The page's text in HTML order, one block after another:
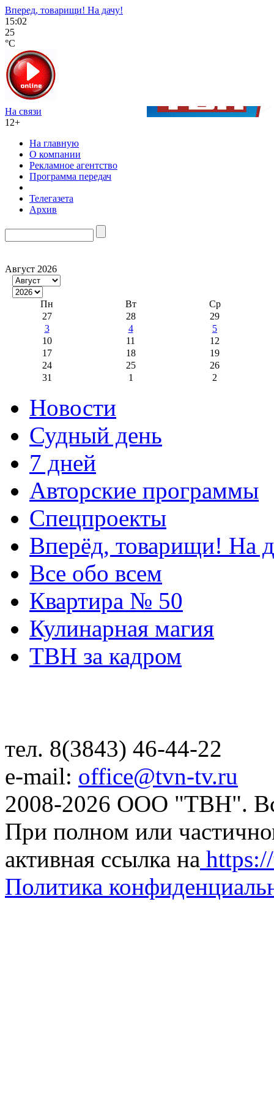
Вперед, товарищи! На дачу!
15:02
25
°C
На связи
12+
На главную
О компании
Рекламное агентство
Программа передач
Телегазета
Архив
Август 2026
Пн Вт
Ср
27
28
29
3
4
5
10
11
12
17
18
19
24
25
26
31
1 2
Новости
Судный день
7 дней
Авторские программы
Спецпроекты
Вперёд, товарищи! На
Все обо всем
Квартира № 50
Кулинарная магия
ТВН за кадром
тел. 8(3843) 46-44-22
e-mail: office@tvn-tv.ru
2008-2026 ООО "ТВН".
При полном или
активная ссылка на
Политика